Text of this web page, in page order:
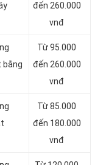
đến 260.000
vnđ
bằng
Từ 95.000
đến 260.000
vnđ
Từ 85.000
đến 180.000
vnđ